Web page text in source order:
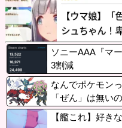
ソニーAAA『マ
3割減
なんでポケモン
「ぜん」は無い
【艦これ】好き